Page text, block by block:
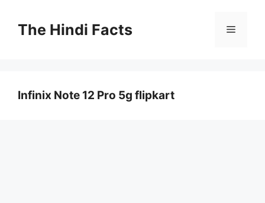
The Hindi Facts
Infinix Note 12 Pro 5g flipkart